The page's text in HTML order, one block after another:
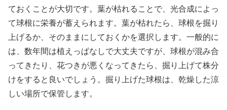
ておくことが大切です。葉が枯れることで、光合成によっ
て球根に栄養が蓄えられます。葉が枯れたら、球根を掘り
上げるか、そのままにしておくかを選択します。一般的に
は、数年間は植えっぱなしで大丈夫ですが、球根が混み合
ってきたり、花つきが悪くなってきたら、掘り上げて株分
けをすると良いでしょう。掘り上げた球根は、乾燥した涼
しい場所で保管します。